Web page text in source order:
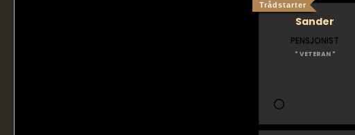
Sander
Trådstarter
PENSJONIST
* VETERAN *